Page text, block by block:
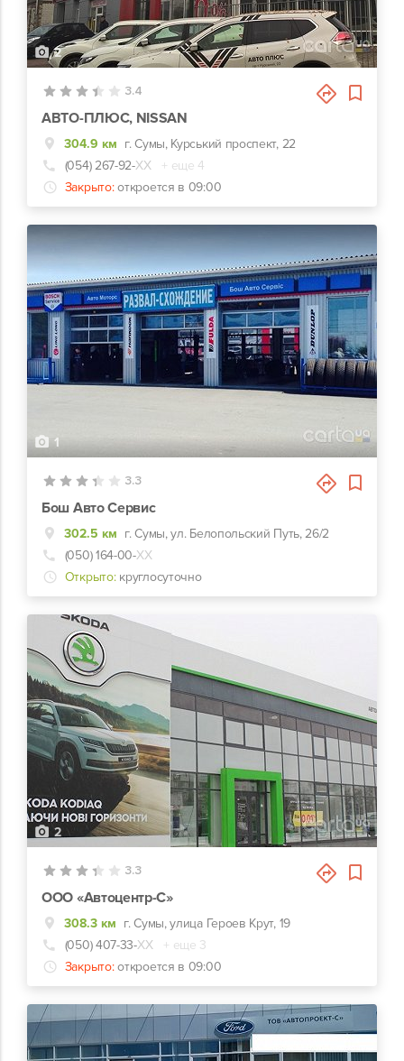
2
3.4
АВТО-ПЛЮС, NISSAN
304.9 км г. Сумы, Курський проспект, 22
(054) 267-92-ХХ
+ еще 4
Закрыто: откроется в 09:00
1
3.3
Бош Авто Сервис
302.5 км г. Сумы, ул. Белопольский Путь, 26/2
(050) 164-00-ХХ
Открыто: круглосуточно
2
3.3
ООО «Автоцентр-С»
308.3 км г. Сумы, улица Героев Крут, 19
(050) 407-33-ХХ
+ еще 3
Закрыто: откроется в 09:00